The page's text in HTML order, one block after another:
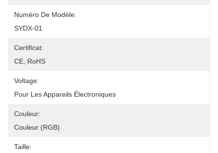
Numéro De Modèle:
SYDX-01
Certificat:
CE, RoHS
Voltage:
Pour Les Appareils Électroniques
Couleur:
Couleur (RGB)
Taille: